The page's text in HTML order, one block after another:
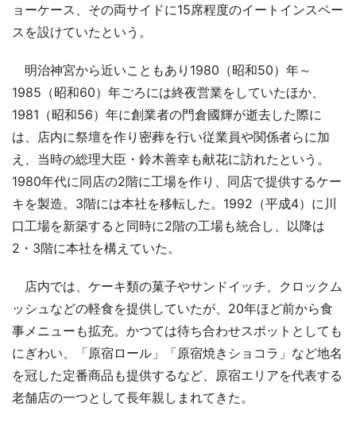
ョーケース、その両サイドに15席程度のイートインスペー
スを設けていたという。
明治神宮から近いこともあり1980（昭和50）年～
1985（昭和60）年ごろには終夜営業をしていたほか、
1981（昭和56）年に創業者の門倉國輝が逝去した際に
は、店内に祭壇を作り密葬を行い従業員や関係者らに加
え、当時の総理大臣・鈴木善幸も献花に訪れたという。
1980年代に同店の2階に工場を作り、同店で提供するケー
キを製造。3階には本社を移転した。1992（平成4）に川
口工場を新築すると同時に2階の工場も統合し、以降は
2・3階に本社を構えていた。
店内では、ケーキ類の菓子やサンドイッチ、クロックム
ッシュなどの軽食を提供していたが、20年ほど前から食
事メニューも拡充。かつては待ち合わせスポットとしても
にぎわい、「原宿ロール」「原宿焼きショコラ」など地名
を冠した定番商品も提供するなど、原宿エリアを代表する
老舗店の一つとして長年親しまれてきた。